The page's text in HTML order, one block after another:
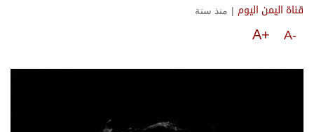
قناة اليمن اليوم | منذ سنة
A-
A+